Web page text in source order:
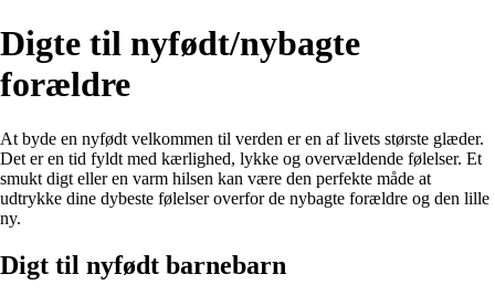
Digte til nyfødt/nybagte
forældre
At byde en nyfødt velkommen til verden er en af livets største glæder.
Det er en tid fyldt med kærlighed, lykke og overvældende følelser. Et
smukt digt eller en varm hilsen kan være den perfekte måde at
udtrykke dine dybeste følelser overfor de nybagte forældre og den lille
ny.
Digt til nyfødt barnebarn